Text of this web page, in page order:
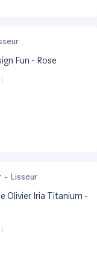
Fun - Rose
- Lisseur
Olivier Iria Titanium -